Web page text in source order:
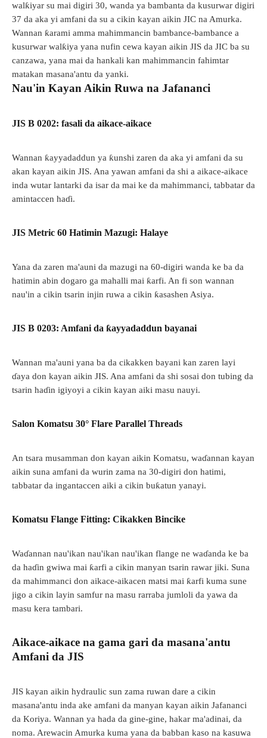
walƙiyar su mai digiri 30, wanda ya bambanta da kusurwar digiri
37 da aka yi amfani da su a cikin kayan aikin JIC na Amurka.
Wannan ƙarami amma mahimmancin bambance-bambance a
kusurwar walƙiya yana nufin cewa kayan aikin JIS da JIC ba su
canzawa, yana mai da hankali kan mahimmancin fahimtar
matakan masana'antu da yanki.
Nau'in Kayan Aikin Ruwa na Jafananci
JIS B 0202: fasali da aikace-aikace
Wannan ƙayyadaddun ya ƙunshi zaren da aka yi amfani da su
akan kayan aikin JIS. Ana yawan amfani da shi a aikace-aikace
inda wutar lantarki da isar da mai ke da mahimmanci, tabbatar da
amintaccen haɗi.
JIS Metric 60 Hatimin Mazugi: Halaye
Yana da zaren ma'auni da mazugi na 60-digiri wanda ke ba da
hatimin abin dogaro ga mahalli mai ƙarfi. An fi son wannan
nau'in a cikin tsarin injin ruwa a cikin ƙasashen Asiya.
JIS B 0203: Amfani da ƙayyadaddun bayanai
Wannan ma'auni yana ba da cikakken bayani kan zaren layi
ɗaya don kayan aikin JIS. Ana amfani da shi sosai don tubing da
tsarin haɗin igiyoyi a cikin kayan aiki masu nauyi.
Salon Komatsu 30° Flare Parallel Threads
An tsara musamman don kayan aikin Komatsu, waɗannan kayan
aikin suna amfani da wurin zama na 30-digiri don hatimi,
tabbatar da ingantaccen aiki a cikin buƙatun yanayi.
Komatsu Flange Fitting: Cikakken Bincike
Waɗannan nau'ikan nau'ikan nau'ikan flange ne waɗanda ke ba
da haɗin gwiwa mai ƙarfi a cikin manyan tsarin rawar jiki. Suna
da mahimmanci don aikace-aikacen matsi mai ƙarfi kuma sune
jigo a cikin layin samfur na masu rarraba jumloli da yawa da
masu kera tambari.
Aikace-aikace na gama gari da masana'antu
Amfani da JIS
JIS kayan aikin hydraulic sun zama ruwan dare a cikin
masana'antu inda ake amfani da manyan kayan aikin Jafananci
da Koriya. Wannan ya hada da gine-gine, hakar ma'adinai, da
noma. Arewacin Amurka kuma yana da babban kaso na kasuwa